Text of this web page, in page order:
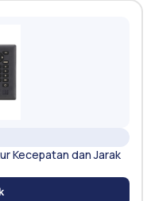
Kecepatan dan Jarak